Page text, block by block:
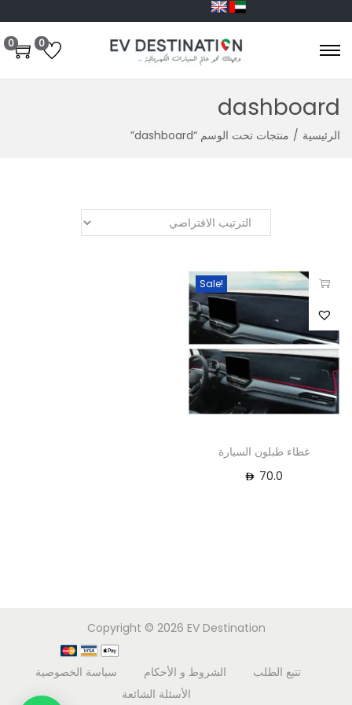
0
0
dashboard
الرئيسية / منتجات تحت الوسم “dashboard”
Sale!
غطاء طبلون السيارة
70.0
Copyright © 2026 EV Destination
تتبع الطلب الشروط و الأحكام
سياسة الخصوصية
الأسئلة الشائعة